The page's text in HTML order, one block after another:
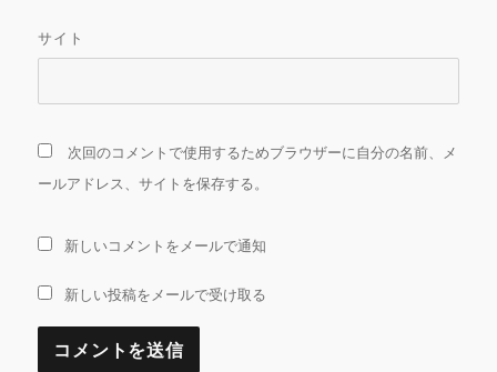
サイト
次回のコメントで使用するためブラウザーに自分の名前、メ
ールアドレス、サイトを保存する。
新しいコメントをメールで通知
新しい投稿をメールで受け取る